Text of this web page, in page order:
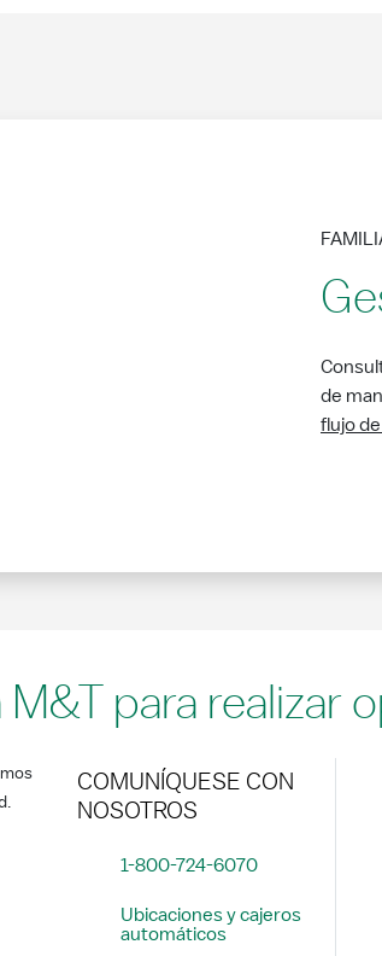
de
flujo de
para realizar
COMUNÍQUESE CON
NOSOTROS
1-800-724-6070
Ubicaciones y cajeros
automáticos